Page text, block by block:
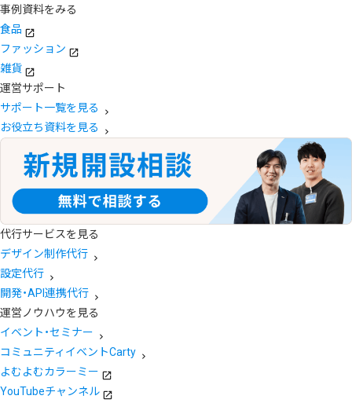
事例資料をみる
食品
ファッション
雑貨
運営サポート
サポート一覧を見る
お役立ち資料を見る
代行サービスを見る
デザイン制作代行
設定代行
開発・API連携代行
運営ノウハウを見る
イベント・セミナー
コミュニティイベントCarty
よむよむカラーミー
YouTubeチャンネル